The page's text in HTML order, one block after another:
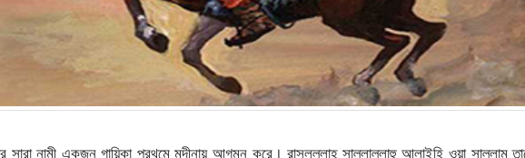
সারা নান্মী একজন গায়িকা প্রথমে মদীনায় আগমন করে। রাসূলুল্লাহ্ সাল্লাল্লাহু আলাইহি ওয়া সাল্লাম